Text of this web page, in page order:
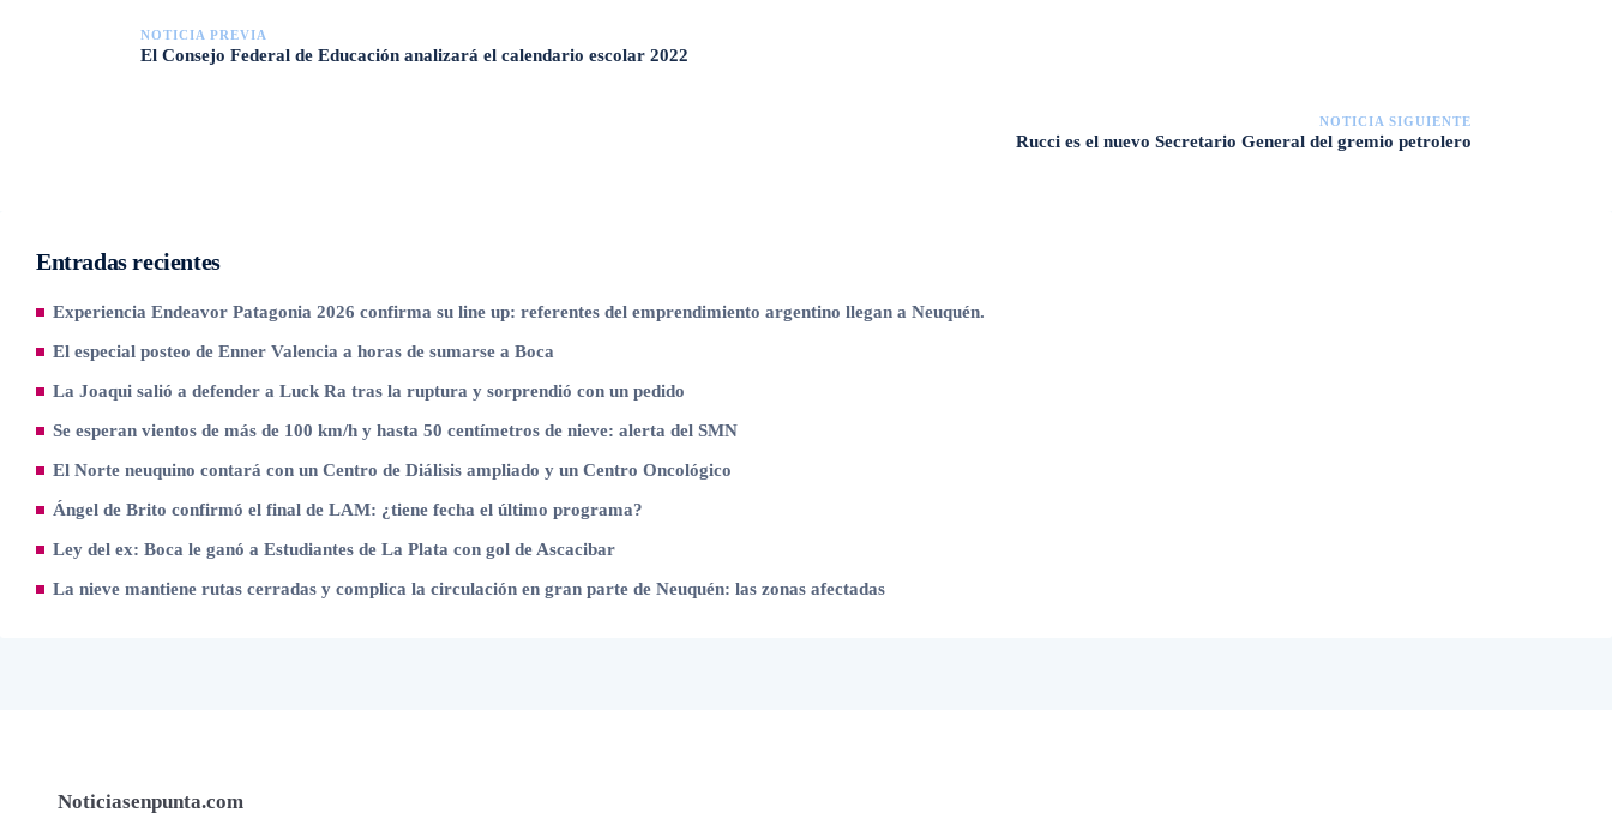
NOTICIA PREVIA
El Consejo Federal de Educación analizará el calendario escolar 2022
NOTICIA SIGUIENTE
Rucci es el nuevo Secretario General del gremio petrolero
Entradas recientes
Experiencia Endeavor Patagonia 2026 confirma su line up: referentes del emprendimiento argentino llegan a Neuquén.
El especial posteo de Enner Valencia a horas de sumarse a Boca
La Joaqui salió a defender a Luck Ra tras la ruptura y sorprendió con un pedido
Se esperan vientos de más de 100 km/h y hasta 50 centímetros de nieve: alerta del SMN
El Norte neuquino contará con un Centro de Diálisis ampliado y un Centro Oncológico
Ángel de Brito confirmó el final de LAM: ¿tiene fecha el último programa?
Ley del ex: Boca le ganó a Estudiantes de La Plata con gol de Ascacibar
La nieve mantiene rutas cerradas y complica la circulación en gran parte de Neuquén: las zonas afectadas
Noticiasenpunta.com